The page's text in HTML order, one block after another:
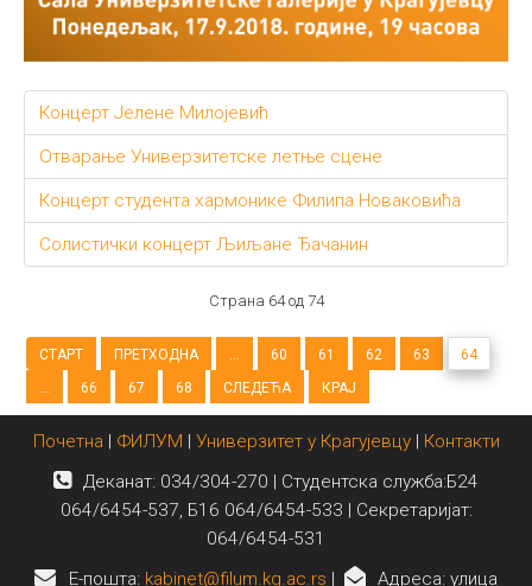
Концерт Јелене Милојевић
Отварање Универзитетске летње сцене
Концерт студента хармонике Филипа Новаковића
Солистички концерт Љиљане Ђачанин
Страна 64 од 74
СТАРТ ПРЕТХОДНА ... 60 61 62 63
64
...
66 67 68 СЛЕДЕЋА КРАЈ
Почетна | ФИЛУМ | Универзитет у Крагујевцу| Контакти
Деканат: 034/304-270 | Студентска служба:Б24
064/6454-537, Б16 064/6454-533 | Секретаријат:
064/6454-531
E-пошта: kabinet@filum.kg.ac.rs | Адреса: улица